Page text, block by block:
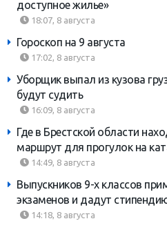
доступное жилье»
18:07, 8 августа
Гороскоп на 9 августа
17:02, 8 августа
Уборщик выпал из кузова
будут судить
16:09, 8 августа
Где в Брестской области
маршрут для прогулок на
14:49, 8 августа
Выпускников 9-х классов
экзаменов и дадут
14:18, 8 августа